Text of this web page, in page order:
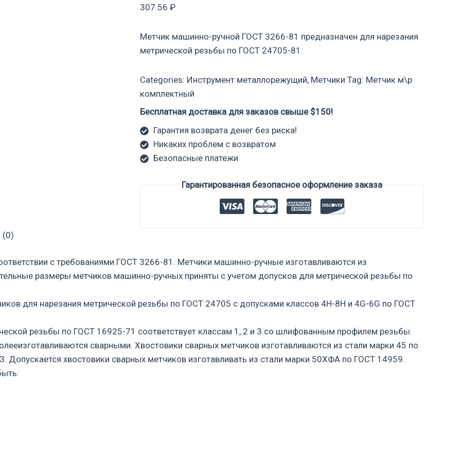
307.56 ₽
Метчик машинно-ручной ГОСТ 3266-81 предназначен для нарезания
метрической резьбы по ГОСТ 24705-81.
Categories: Инструмент металлорежущий, Метчики Tag: Метчик м\р
комплектный
Бесплатная доставка для заказов свыше $150!
Гарантия возврата денег без риска!
Никаких проблем с возвратом
Безопасные платежи
Гарантированная безопасное оформление заказа
(0)
с требованиями ГОСТ 3266-81. Метчики машинно-ручные изготавливаются из
размеры метчиков машинно-ручных приняты с учетом допусков для метрической резьбы по
для нарезания метрической резьбы по ГОСТ 24705 с допусками классов 4H-8H и 4G-6G по ГОСТ
резьбы по ГОСТ 16925-71 соответствует классам 1, 2 и 3 со шлифованным профилем резьбы.
сварными. Хвостовики сварных метчиков изготавливаются из стали марки 45 по
хвостовики сварных метчиков изготавливать из стали марки 50ХФА по ГОСТ 14959.